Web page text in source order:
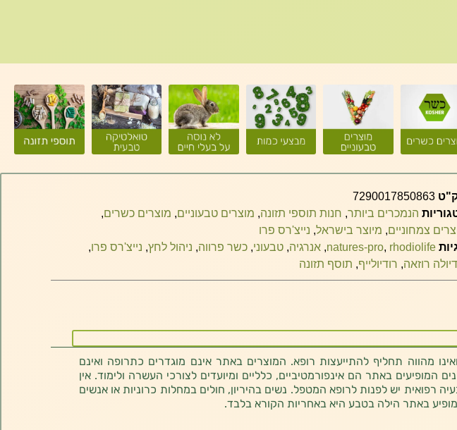
7290017850863
הנמכרים ביותר, חנות תוספי תזונה, מוצרים טבעוניים, מוצרים כשרים,
צמחוניים, מיוצר בישראל, נייצ'רס פרו
natures-pro, rhodiolife
, אנרגיה, טבעוני, כשר פרווה, ניהול לחץ, נייצ'רס פרו,
רוזאה, רודיולייף, תוסף תזונה
מהווה תחליף להתייעצות רופא. המוצרים באתר אינם מוגדרים כתרופה ואינם
באתר הם אינפורמטיביים, כלליים ומיועדים לצורכי העשרה ולימוד. אין
רפואית יש לפנות לרופא המטפל. נשים בהיריון, חולים במחלות כרוניות או אנשים
באתר הילה בטבע היא באחריות הקורא בלבד.